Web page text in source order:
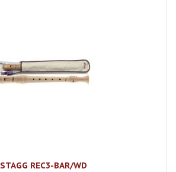
STAGG REC3-BAR/WD